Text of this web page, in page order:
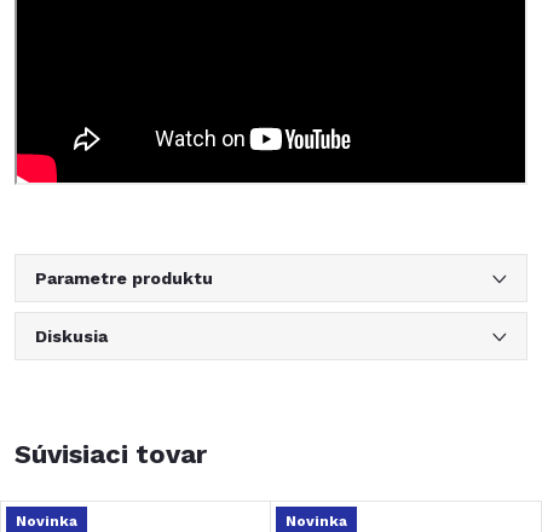
Parametre produktu
Diskusia
Súvisiaci tovar
Novinka Novinka